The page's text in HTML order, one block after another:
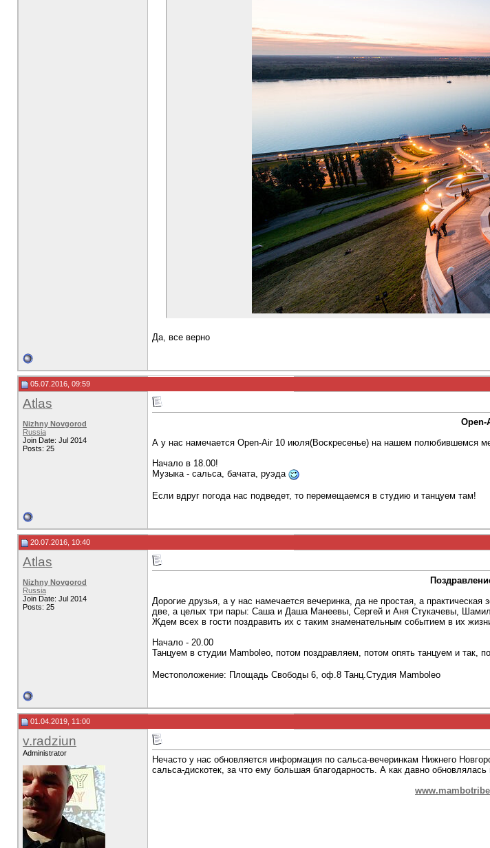
Да, все верно
05.07.2016, 09:59
Atlas
Nizhny Novgorod
Russia
Join Date: Jul 2014
Posts: 25
Open-
А у нас намечается Open-Air 10 июля(Воскресенье) на нашем полюбившемся
Начало в 18.00!
Музыка - сальса, бачата, руэда
Если вдруг погода нас подведет, то перемещаемся в студию и танцуем там!
20.07.2016, 10:40
Atlas
Nizhny Novgorod
Russia
Join Date: Jul 2014
Posts: 25
Дорогие друзья, а у нас намечается вечеринка, да не простая, а
две, а целых три пары: Саша и Даша Манеевы, Сергей и Аня Стукачевы,
Ждем всех в гости поздравить их с таким знаменательным событием в их
Начало - 20.00
Танцуем в студии Mamboleo, потом поздравляем, потом опять танцуем и так,
Местоположение: Площадь Свободы 6, оф.8 Танц.Студия Mamboleo
01.04.2019, 11:00
v.radziun
Administrator
Нечасто у нас обновляется информация по сальса-вечеринкам Нижнего
сальса-дискотек, за что ему большая благодарность. А как давно